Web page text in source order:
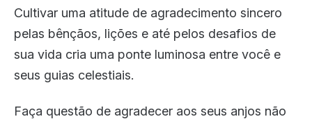
Cultivar uma atitude de agradecimento sincero
pelas bênçãos, lições e até pelos desafios de
sua vida cria uma ponte luminosa entre você e
seus guias celestiais.
Faça questão de agradecer aos seus anjos não